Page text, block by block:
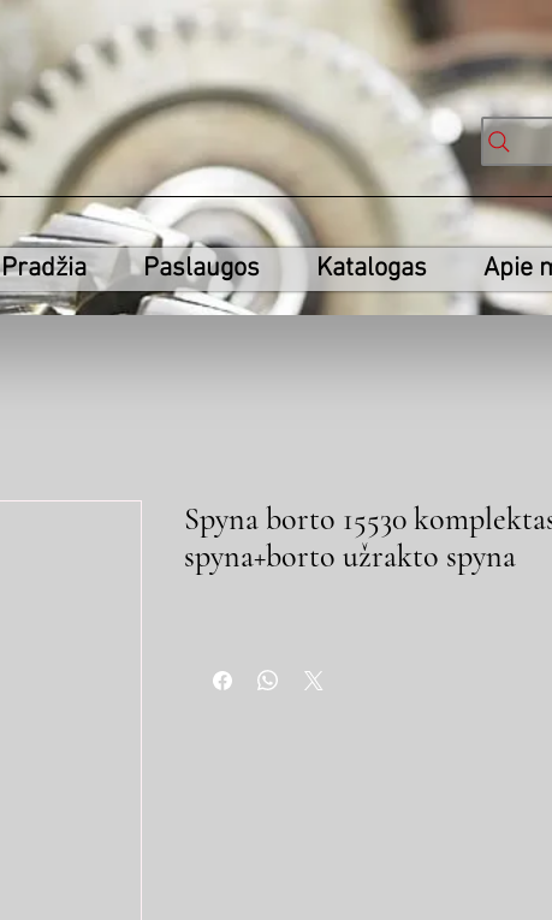
Pradžia Paslaugos Katalogas Apie
Spyna borto 15530
spyna+borto užrakto spyna